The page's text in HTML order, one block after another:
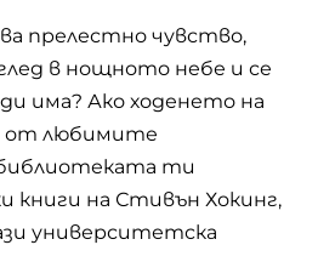
прелестно чувство,
в нощното небе и се
има? Ако ходенето на
от любимите
ти
книги на Стивън Хокинг,
университетска